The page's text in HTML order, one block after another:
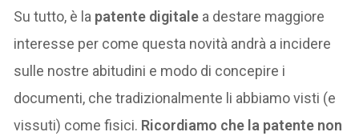
Su tutto, è la patente digitale a destare maggiore
interesse per come questa novità andrà a incidere
sulle nostre abitudini e modo di concepire i
documenti, che tradizionalmente li abbiamo visti (e
vissuti) come fisici. Ricordiamo che la patente non